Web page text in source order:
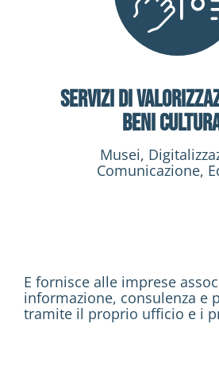
Servizi di
Beni
Musei,
Comunicazione,
E fornisce alle imprese
informazione, consulenza e
tramite il proprio ufficio e i